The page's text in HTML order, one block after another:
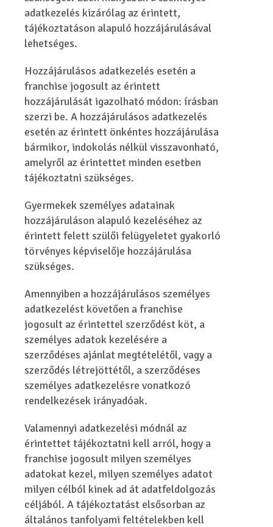
adatkezelés kizárólag az érintett,
tájékoztatáson alapuló hozzájárulásával
lehetséges.
Hozzájárulásos adatkezelés esetén a
franchise jogosult az érintett
hozzájárulását igazolható módon: írásban
szerzi be. A hozzájárulásos adatkezelés
esetén az érintett önkéntes hozzájárulása
bármikor, indokolás nélkül visszavonható,
amelyről az érintettet minden esetben
tájékoztatni szükséges.
Gyermekek személyes adatainak
hozzájáruláson alapuló kezeléséhez az
érintett felett szülői felügyeletet gyakorló
törvényes képviselője hozzájárulása
szükséges.
Amennyiben a hozzájárulásos személyes
adatkezelést követően a franchise
jogosult az érintettel szerződést köt, a
személyes adatok kezelésére a
szerződéses ajánlat megtételétől, vagy a
szerződés létrejöttétől, a szerződéses
személyes adatkezelésre vonatkozó
rendelkezések irányadóak.
Valamennyi adatkezelési módnál az
érintettet tájékoztatni kell arról, hogy a
franchise jogosult milyen személyes
adatokat kezel, milyen személyes adatot
milyen célból kinek ad át adatfeldolgozás
céljából. A tájékoztatást elsősorban az
általános tanfolyami feltételekben kell